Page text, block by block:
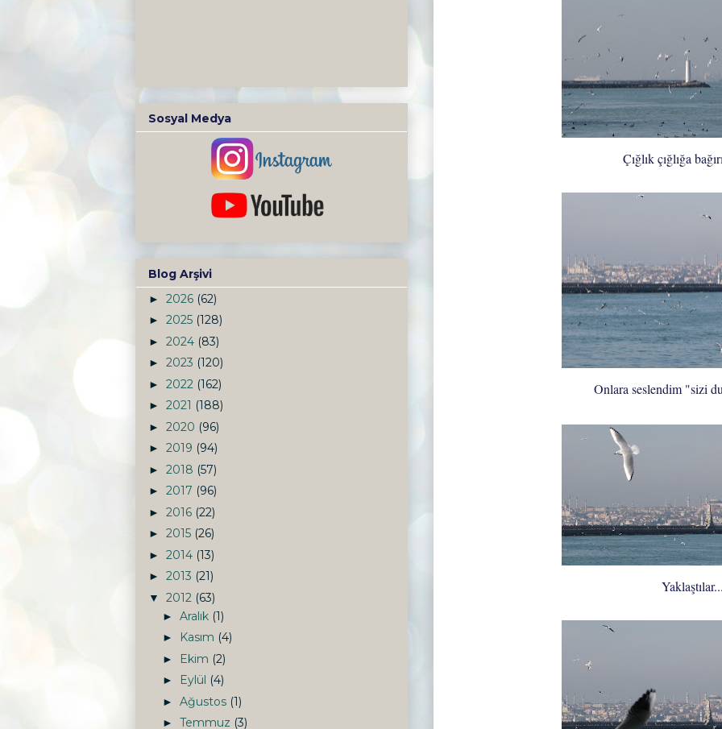
Çığlık çığlığa
Onlara seslendim "sizi
Sosyal Medya
Blog Arşivi
► 2026 (62)
► 2025 (128)
► 2024 (83)
► 2023 (120)
► 2022 (162)
► 2021 (188)
► 2020 (96)
► 2019 (94)
► 2018 (57)
► 2017 (96)
► 2016 (22)
► 2015 (26)
► 2014 (13)
► 2013 (21)
▼ 2012 (63)
► Aralık (1)
► Kasım (4)
► Ekim (2)
► Eylül (4)
► Ağustos (1)
► Temmuz (3)